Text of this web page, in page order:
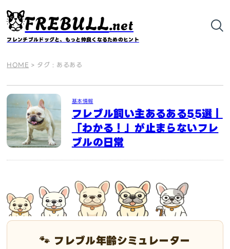
FREBULL.net
フレンチブルドッグと、もっと仲良くなるためのヒント
HOME > タグ : あるある
基本情報
フレブル飼い主あるある55選｜
「わかる！」が止まらないフレ
ブルの日常
🐾 フレブル年齢シミュレーター